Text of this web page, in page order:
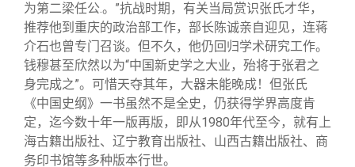
为第二梁任公.。”抗战时期，有关当局赏识张氏才华，
推荐他到重庆的政治部工作，部长陈诚亲自迎见，连蒋
介石也曾专门召谈。但不久，他仍回归学术研究工作。
钱穆甚至欣然以为“中国新史学之大业，殆将于张君之
身完成之”。可惜天夺其年，大器未能晚成！但张氏
《中国史纲》一书虽然不是全史，仍获得学界高度肯
定，迄今数十年一版再版，即从1980年代至今，就有上
海古籍出版社、辽宁教育出版社、山西古籍出版社、商
务印书馆等多种版本行世。